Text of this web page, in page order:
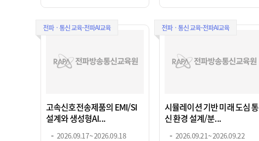
전파ㆍ통신 교육-전파AI교육
고속신호전송제품의 EMI/SI
설계와 생성형AI...
2026.09.17 ~ 2026.09.18
전파ㆍ통신 교육-전파AI교육
시뮬레이션 기반 미래 도심 통
신 환경 설계/분...
2026.09.21 ~ 2026.09.22